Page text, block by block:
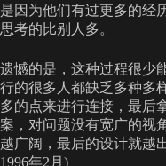
是因为他们有过更多的经
思考的比别人多。
遗憾的是，这种过程很少
行的很多人都缺乏多种多
多的点来进行连接，最后
案，对问题没有宽广的视
越广阔，最后的设计就越
1996年2月)